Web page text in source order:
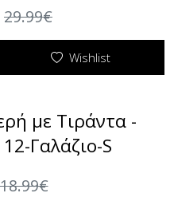
29.99€
Wishlist
με Τιράντα -
Γαλάζιο-S
18.99€